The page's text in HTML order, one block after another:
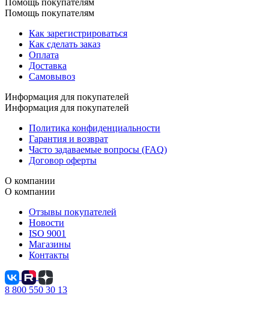
Помощь покупателям
Как зарегистрироваться
Как сделать заказ
Оплата
Доставка
Самовывоз
Информация для покупателей
Информация для покупателей
Политика конфиденциальности
Гарантия и возврат
Часто задаваемые вопросы (FAQ)
Договор оферты
О компании
О компании
Отзывы покупателей
Новости
ISO 9001
Магазины
Контакты
8 800 550 30 13